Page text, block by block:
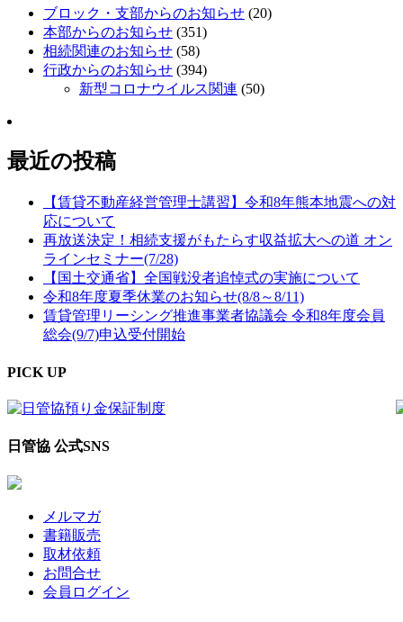
ブロック・支部からのお知らせ (20)
本部からのお知らせ (351)
相続関連のお知らせ (58)
行政からのお知らせ (394)
新型コロナウイルス関連 (50)
最近の投稿
【賃貸不動産経営管理士講習】令和8年熊本地震への対
応について
再放送決定！相続支援がもたらす収益拡大への道 オン
ラインセミナー(7/28)
【国土交通省】全国戦没者追悼式の実施について
令和8年度夏季休業のお知らせ(8/8～8/11)
賃貸管理リーシング推進事業者協議会 令和8年度会員
総会(9/7)申込受付開始
PICK UP
日管協 公式SNS
メルマガ
書籍販売
取材依頼
お問合せ
会員ログイン